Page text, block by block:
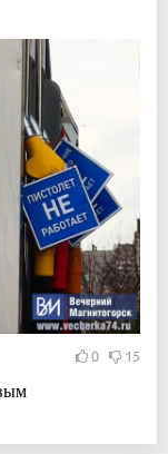
0 15